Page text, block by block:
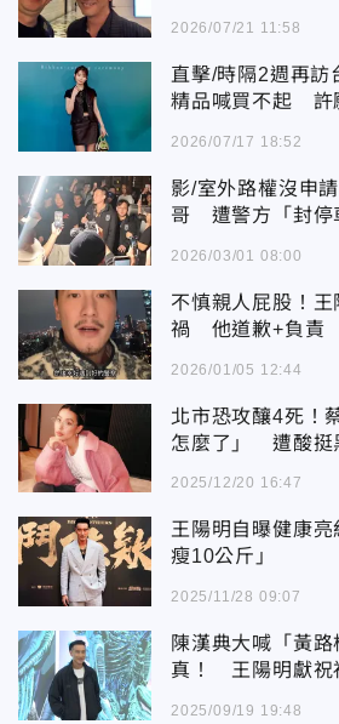
2026/07/21 11:58
直擊/時隔2週再訪
精品喊買不起 許
2026/07/17 18:52
影/室外路權沒申
哥 遭警方「封停
2026/03/01 08:00
不慎親人屁股！
禍 他道歉+負責
2026/01/05 12:44
北市恐攻釀4死！
怎麼了」 遭酸挺
2025/12/20 16:47
王陽明自曝健康
瘦10公斤」
2025/11/28 09:07
陳漢典大喊「黃
真！ 王陽明獻祝
2025/09/19 19:48